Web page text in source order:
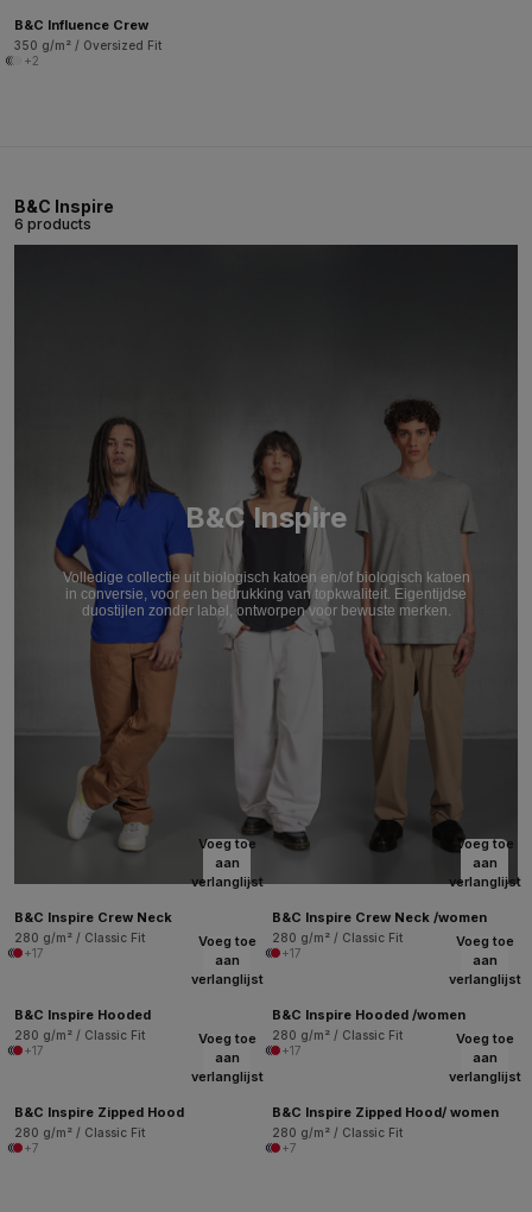
B&C Influence Crew
350 g/m² / Oversized Fit
+2
B&C Inspire
6 products
B&C Inspire
Volledige collectie uit biologisch katoen en/of biologisch katoen
in conversie, voor een bedrukking van topkwaliteit. Eigentijdse
duostijlen zonder label, ontworpen voor bewuste merken.
Voeg toe
aan
verlanglijst
B&C Inspire Crew Neck
280 g/m² / Classic Fit
+17
Voeg toe
aan
verlanglijst
B&C Inspire Crew Neck /women
280 g/m² / Classic Fit
+17
Voeg toe
aan
verlanglijst
B&C Inspire Hooded
280 g/m² / Classic Fit
+17
Voeg toe
aan
verlanglijst
B&C Inspire Hooded /women
280 g/m² / Classic Fit
+17
Voeg toe
aan
verlanglijst
B&C Inspire Zipped Hood
280 g/m² / Classic Fit
+7
Voeg toe
aan
verlanglijst
B&C Inspire Zipped Hood/ women
280 g/m² / Classic Fit
+7